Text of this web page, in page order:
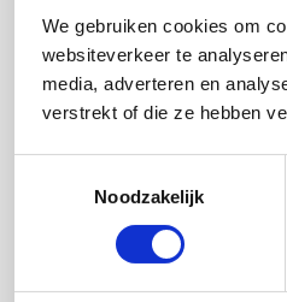
We gebruiken cookies om
websiteverkeer te
media, adverteren en
verstrekt of die ze hebben
Noodzakelijk